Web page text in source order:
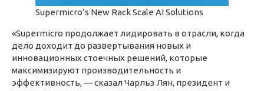
Supermicro’s New Rack Scale AI Solutions
«Supermicro продолжает лидировать в отрасли, когда
дело доходит до развертывания новых и
инновационных стоечных решений, которые
максимизируют производительность и
эффективность, — сказал Чарльз Лян, президент и